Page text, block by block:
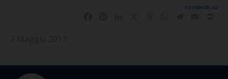
condividi su